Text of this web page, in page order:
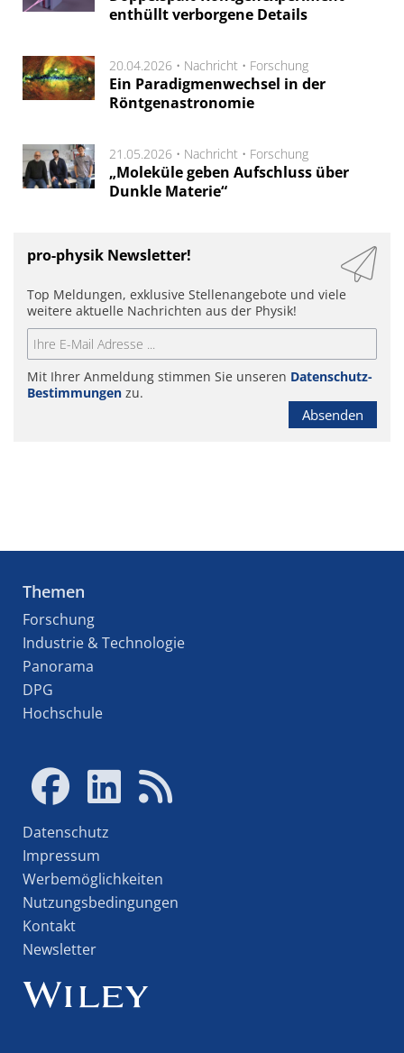
enthüllt verborgene Details
20.04.2026 • Nachricht • Forschung
Ein Paradigmenwechsel in der
Röntgenastronomie
21.05.2026 • Nachricht • Forschung
„Moleküle geben Aufschluss über
Dunkle Materie“
pro-physik Newsletter!
Top Meldungen, exklusive Stellenangebote und viele
weitere aktuelle Nachrichten aus der Physik!
Mit Ihrer Anmeldung stimmen Sie unseren Datenschutz-
Bestimmungen zu.
Absenden
Themen
Forschung
Industrie & Technologie
Panorama
DPG
Hochschule
Datenschutz
Impressum
Werbemöglichkeiten
Nutzungsbedingungen
Kontakt
Newsletter